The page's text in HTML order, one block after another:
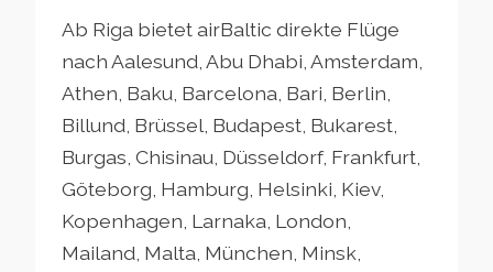
Ab Riga bietet airBaltic direkte Flüge
nach Aalesund, Abu Dhabi, Amsterdam,
Athen, Baku, Barcelona, Bari, Berlin,
Billund, Brüssel, Budapest, Bukarest,
Burgas, Chisinau, Düsseldorf, Frankfurt,
Göteborg, Hamburg, Helsinki, Kiev,
Kopenhagen, Larnaka, London,
Mailand, Malta, München, Minsk,